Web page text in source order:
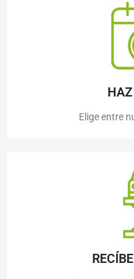
Elige entre